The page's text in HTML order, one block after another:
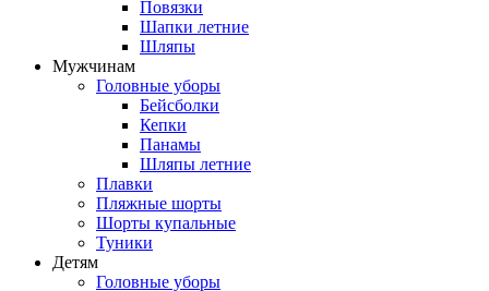
Повязки
Шапки летние
Шляпы
Мужчинам
Головные уборы
Бейсболки
Кепки
Панамы
Шляпы летние
Плавки
Пляжные шорты
Шорты купальные
Туники
Детям
Головные уборы